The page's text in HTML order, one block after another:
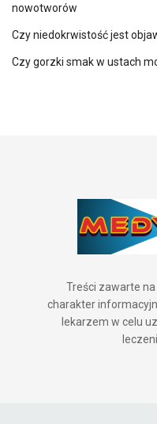
nowotworów
Czy niedokrwistość jest
Czy gorzki smak w ustach
Treści zawarte
charakter
lekarzem w celu